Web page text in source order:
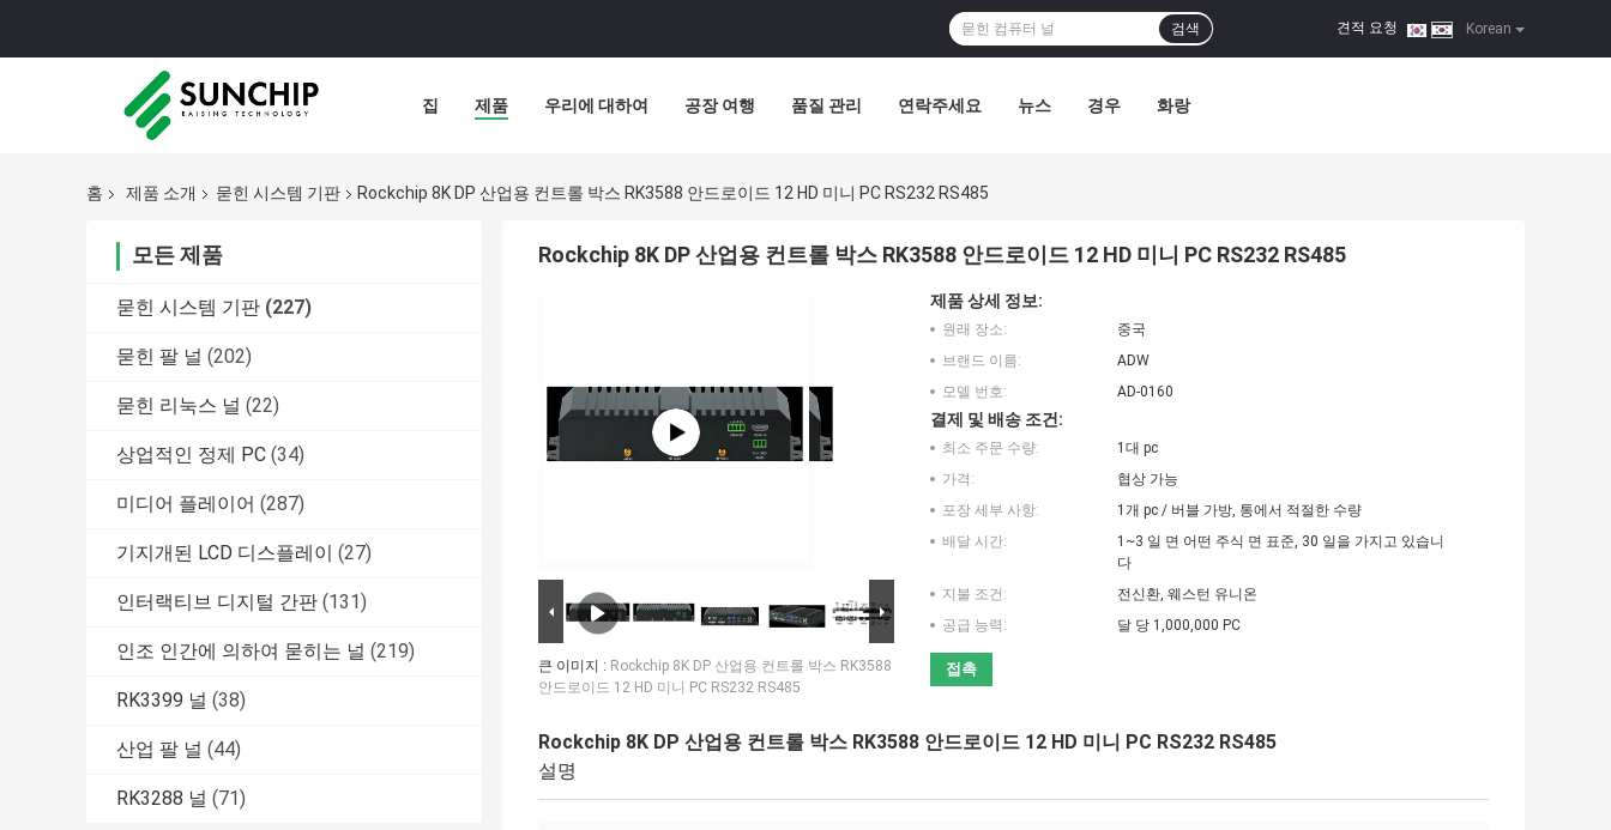
Korean
견적 요청 |
검색
집 제품 우리에 대하여 공장 여행 품질 관리 연락주세요 뉴스 경우 화랑
홈 제품 소개 묻힌 시스템 기판 Rockchip 8K DP 산업용 컨트롤 박스 RK3588 안드로이드 12 HD 미니 PC RS232 RS485
모든 제품
묻힌 시스템 기판 (227)
묻힌 팔 널 (202)
묻힌 리눅스 널 (22)
상업적인 정제 PC (34)
미디어 플레이어 (287)
기지개된 LCD 디스플레이 (27)
인터랙티브 디지털 간판 (131)
인조 인간에 의하여 묻히는 널 (219)
RK3399 널 (38)
산업 팔 널 (44)
RK3288 널 (71)
Rockchip 8K DP 산업용 컨트롤 박스 RK3588 안드로이드 12 HD 미니 PC RS232 RS485
큰 이미지 : Rockchip 8K DP 산업용 컨트롤 박스 RK3588
안드로이드 12 HD 미니 PC RS232 RS485
제품 상세 정보:
원래 장소:
중국
브랜드 이름:
ADW
모델 번호:
AD-0160
결제 및 배송 조건:
최소 주문 수량:
1대 pc
가격:
협상 가능
포장 세부 사항:
1개 pc / 버블 가방, 통에서 적절한 수량
배달 시간:
1~3 일 면 어떤 주식 면 표준, 30 일을 가지고 있습니
다
지불 조건:
전신환, 웨스턴 유니온
공급 능력:
달 당 1,000,000 PC
접촉
Rockchip 8K DP 산업용 컨트롤 박스 RK3588 안드로이드 12 HD 미니 PC RS232 RS485
설명